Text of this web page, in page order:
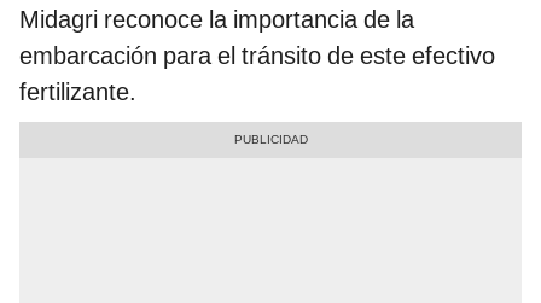
Midagri reconoce la importancia de la
embarcación para el tránsito de este efectivo
fertilizante.